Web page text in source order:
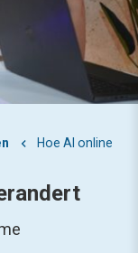
Hoe AI online